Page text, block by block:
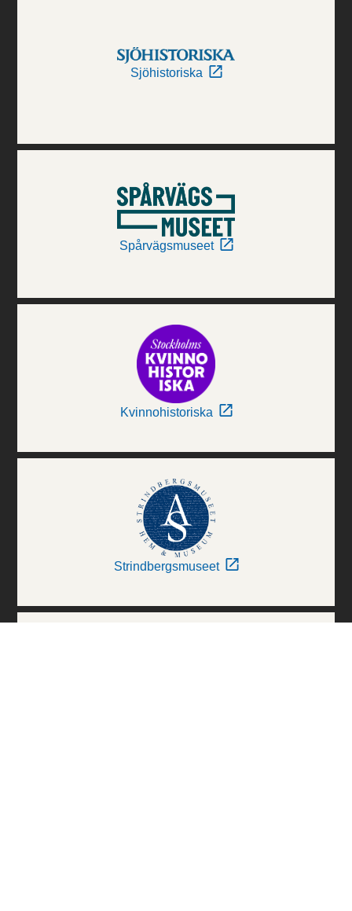
Sjöhistoriska
Spårvägsmuseet
Kvinnohistoriska
Strindbergsmuseet